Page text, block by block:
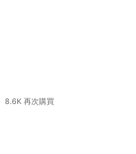
8.6K 再次購買